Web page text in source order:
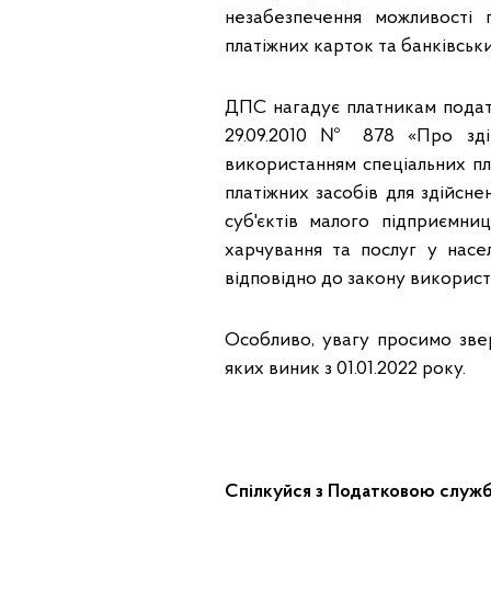
незабезпечення
платіжних карток та
ДПС нагадує платникам
29.09.2010 № 878 «Про
використанням спеціальних
платіжних засобів для
суб'єктів малого
харчування та послуг у
відповідно до закону
Особливо, увагу просимо
яких виник з 01.01.2022 року.
Спілкуйся з Податковою